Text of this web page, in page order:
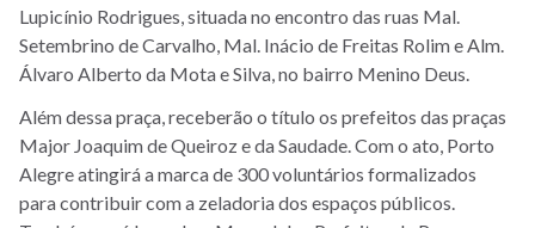
Lupicínio Rodrigues, situada no encontro das ruas Mal.
Setembrino de Carvalho, Mal. Inácio de Freitas Rolim e Alm.
Álvaro Alberto da Mota e Silva, no bairro Menino Deus.
Além dessa praça, receberão o título os prefeitos das praças
Major Joaquim de Queiroz e da Saudade. Com o ato, Porto
Alegre atingirá a marca de 300 voluntários formalizados
para contribuir com a zeladoria dos espaços públicos.